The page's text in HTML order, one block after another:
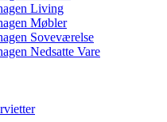
Living
Møbler
Soveværelse
Nedsatte Vare